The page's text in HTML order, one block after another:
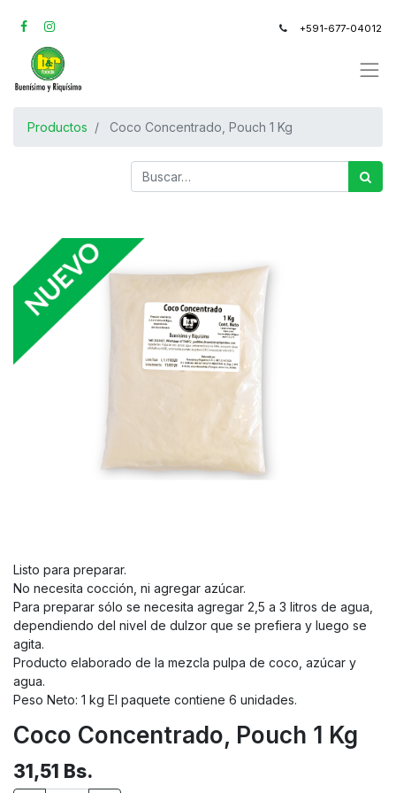
+591-677-04012
Productos Coco Concentrado, Pouch 1 Kg
Listo para preparar.
No necesita cocción, ni agregar azúcar.
Para preparar sólo se necesita agregar 2,5 a 3 litros de agua,
dependiendo del nivel de dulzor que se prefiera y luego se
agita.
Producto elaborado de la mezcla pulpa de coco, azúcar y
agua.
Peso Neto: 1 kg El paquete contiene 6 unidades.
Coco Concentrado, Pouch 1 Kg
31,51 Bs.